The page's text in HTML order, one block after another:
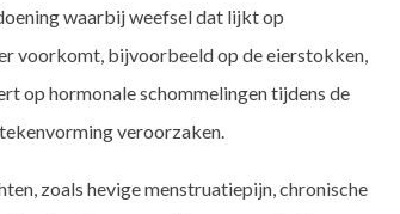
waarbij weefsel dat lijkt op
voorkomt, bijvoorbeeld op de eierstokken,
op hormonale schommelingen tijdens de
veroorzaken.
zoals hevige menstruatiepijn, chronische